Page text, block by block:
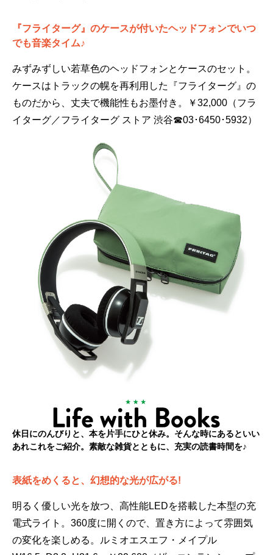
『フライターグ』のケースが付いたヘッドフォンでいつ
でも音楽タイム♪
みずみずしい若草色のヘッドフォンとケースのセット。
ケースはトラックの幌を再利用した『フライターグ』の
ものだから、丈夫で機能性もお墨付き。￥32,000（フラ
イターグ／フライターグ ストア 渋谷☎03･6450･5932）
休日にのんびりと、本を片手にひと休み。そんな時にあるといい
あれこれをご紹介。素敵な雑貨とともに、充実の読書時間を♪
表紙をめくると、幻想的な光が広がる!
明るく優しい光を放つ、高性能LEDを搭載した本型の充
電式ライト。360度に開くので、置き方によって雰囲気
の変化を楽しめる。ルミオエスエフ・メイプル